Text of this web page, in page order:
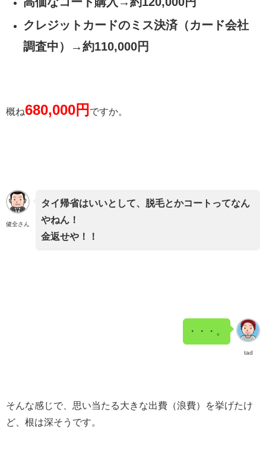
クレジットカードのミス決済（カード会社
調査中）→約110,000円
概ね680,000円 ですか。
健全さん
タイ帰省はいいとして、脱毛とかコートってなん
やねん！
金返せや！！
tad
・・・。
そんな感じで、思い当たる大きな出費（浪費）を挙げたけ
ど、根は深そうです。